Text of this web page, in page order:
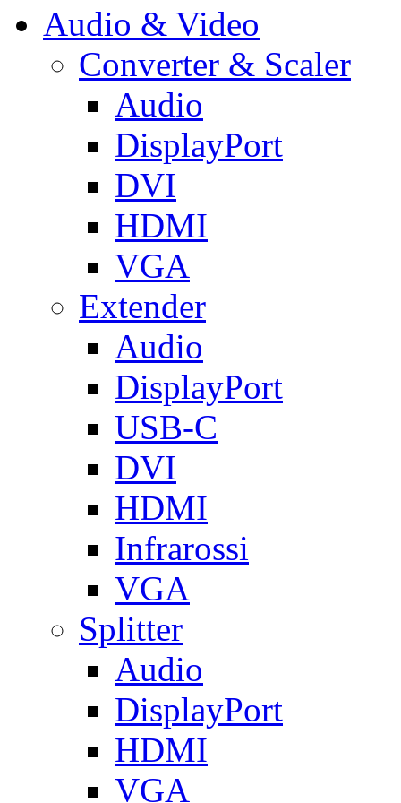
Audio & Video
Converter & Scaler
Audio
DisplayPort
DVI
HDMI
VGA
Extender
Audio
DisplayPort
USB-C
DVI
HDMI
Infrarossi
VGA
Splitter
Audio
DisplayPort
HDMI
VGA